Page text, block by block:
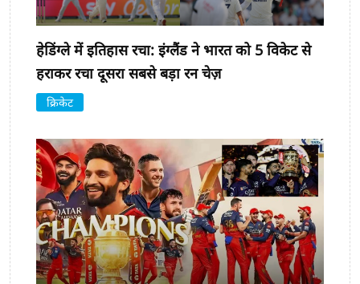
हेडिंग्ले में इतिहास रचा: इंग्लैंड ने भारत को 5 विकेट से
हराकर रचा दूसरा सबसे बड़ा रन चेज़
क्रिकेट